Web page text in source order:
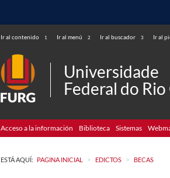
Ir al contenido 1 Ir al menú 2 Ir al buscador 3 Ir al
Universidade
Federal do
Acceso a la información Biblioteca Sistemas
ESTÁ AQUÍ: PAGINA INICIAL > EDICTOS > BECAS